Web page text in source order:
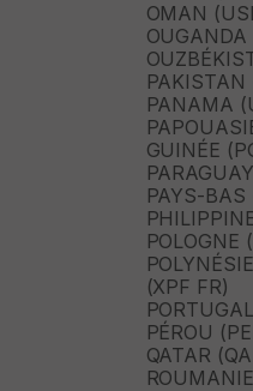
OMAN
PANAMA
GUINÉE
PAYS-BAS
POLOGNE
(XPF FR)
PÉROU